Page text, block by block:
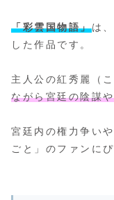
「彩雲国物語」は
した作品です。
主人公の紅秀麗（
ながら宮廷の陰謀
宮廷内の権力争い
ごと」のファンに